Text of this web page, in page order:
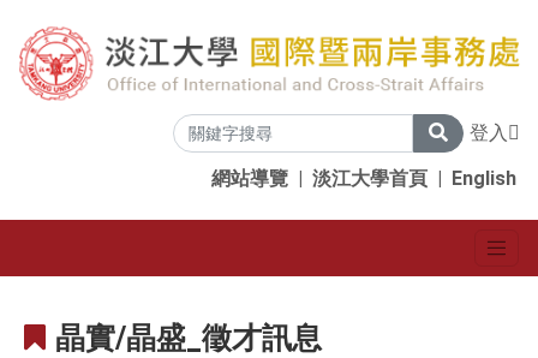
登入
網站導覽 | 淡江大學首頁 | English
晶實/晶盛_徵才訊息